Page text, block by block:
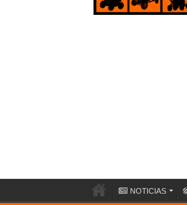
NOTICIAS